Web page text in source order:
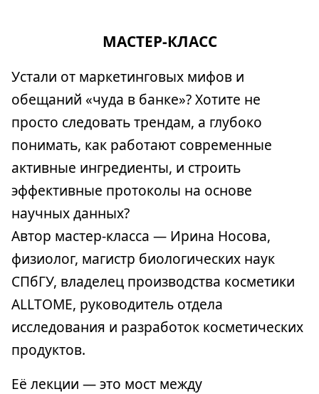
МАСТЕР-КЛАСС
Устали от маркетинговых мифов и
обещаний «чуда в банке»? Хотите не
просто следовать трендам, а глубоко
понимать, как работают современные
активные ингредиенты, и строить
эффективные протоколы на основе
научных данных?
Автор мастер-класса — Ирина Носова,
физиолог, магистр биологических наук
СПбГУ, владелец производства косметики
ALLTOME, руководитель отдела
исследования и разработок косметических
продуктов.
Её лекции — это мост между